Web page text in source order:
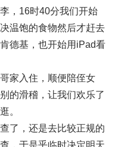
，16时40分我们开始
温饱的食物然后才赶去
德基，也开始用iPad看
家入住，顺便陪侄女
的滑稽，让我们欢乐了
。
了，还是去比较正规的
，于是乎临时决定明天